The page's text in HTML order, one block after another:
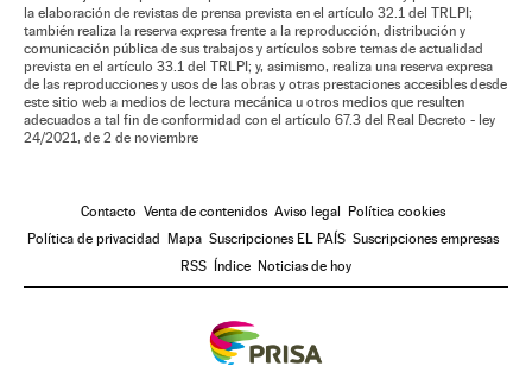
la elaboración de revistas de prensa prevista en el artículo 32.1 del TRLPI;
también realiza la reserva expresa frente a la reproducción, distribución y
comunicación pública de sus trabajos y artículos sobre temas de actualidad
prevista en el artículo 33.1 del TRLPI; y, asimismo, realiza una reserva expresa
de las reproducciones y usos de las obras y otras prestaciones accesibles desde
este sitio web a medios de lectura mecánica u otros medios que resulten
adecuados a tal fin de conformidad con el artículo 67.3 del Real Decreto - ley
24/2021, de 2 de noviembre
Contacto Venta de contenidos Aviso legal Política cookies
Política de privacidad Mapa Suscripciones EL PAÍS Suscripciones empresas
RSS Índice Noticias de hoy